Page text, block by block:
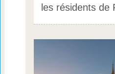
les résidents